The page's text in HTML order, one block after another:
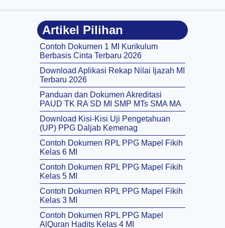
Artikel Pilihan
Contoh Dokumen 1 MI Kurikulum
Berbasis Cinta Terbaru 2026
Download Aplikasi Rekap Nilai Ijazah MI
Terbaru 2026
Panduan dan Dokumen Akreditasi
PAUD TK RA SD MI SMP MTs SMA MA
Download Kisi-Kisi Uji Pengetahuan
(UP) PPG Daljab Kemenag
Contoh Dokumen RPL PPG Mapel Fikih
Kelas 6 MI
Contoh Dokumen RPL PPG Mapel Fikih
Kelas 5 MI
Contoh Dokumen RPL PPG Mapel Fikih
Kelas 3 MI
Contoh Dokumen RPL PPG Mapel
AlQuran Hadits Kelas 4 MI